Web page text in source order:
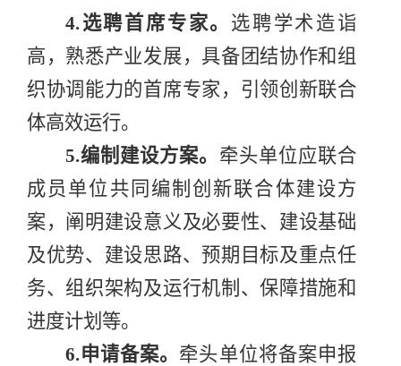
4.选聘首席专家。 选聘学术造诣
高，熟悉产业发展，具备团结协作和组
织协调能力的首席专家，引领创新联合
体高效运行。
5.编制建设方案。 牵头单位应联合
成员单位共同编制创新联合体建设方
案，阐明建设意义及必要性、建设基础
及优势、建设思路、预期目标及重点任
务、组织架构及运行机制、保障措施和
进度计划等。
6.申请备案。 牵头单位将备案申报